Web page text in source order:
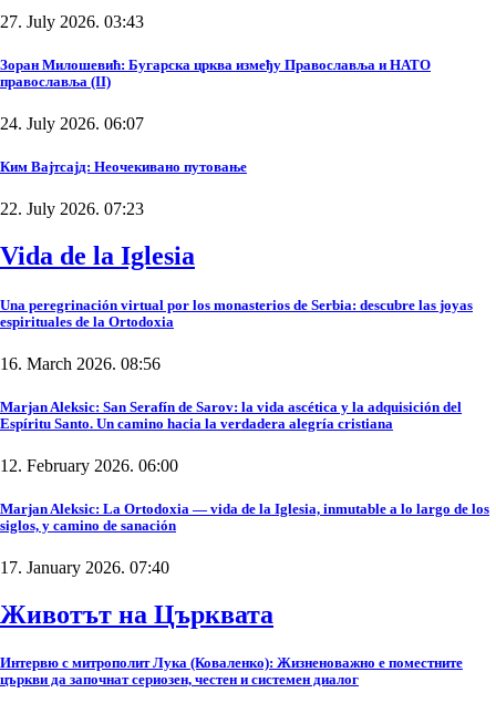
27. July 2026. 03:43
Зоран Милошевић: Бугарска црква између Православља и НАТО
православља (II)
24. July 2026. 06:07
Ким Вајтсајд: Неочекивано путовање
22. July 2026. 07:23
Vida de la Iglesia
Una peregrinación virtual por los monasterios de Serbia: descubre las joyas
espirituales de la Ortodoxia
16. March 2026. 08:56
Marjan Aleksic: San Serafín de Sarov: la vida ascética y la adquisición del
Espíritu Santo. Un camino hacia la verdadera alegría cristiana
12. February 2026. 06:00
Marjan Aleksic: La Ortodoxia — vida de la Iglesia, inmutable a lo largo de los
siglos, y camino de sanación
17. January 2026. 07:40
Животът на Църквата
Интервю с митрополит Лука (Коваленко): Жизненоважно е поместните
църкви да започнат сериозен, честен и системен диалог